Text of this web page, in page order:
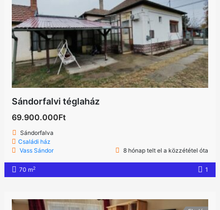
Sándorfalvi téglaház
69.900.000Ft
Sándorfalva
Családi ház
Vass Sándor
8 hónap telt el a közzététel óta
70 m2 1